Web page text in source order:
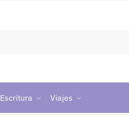
Escritura Viajes